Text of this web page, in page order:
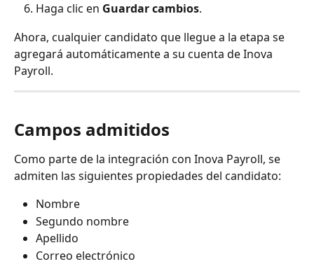
Haga clic en Guardar cambios.
Ahora, cualquier candidato que llegue a la etapa se
agregará automáticamente a su cuenta de Inova
Payroll.
Campos admitidos
Como parte de la integración con Inova Payroll, se
admiten las siguientes propiedades del candidato:
Nombre
Segundo nombre
Apellido
Correo electrónico